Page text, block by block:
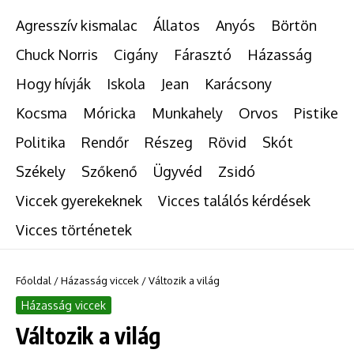
Agresszív kismalac Állatos Anyós
Börtön
Chuck Norris
Cigány Fárasztó
Házasság
Hogy hívják
Iskola Jean
Karácsony
Kocsma
Móricka Munkahely Orvos
Pistike
Politika
Rendőr Részeg Rövid
Skót
Székely
Szőkenő Ügyvéd
Zsidó
Viccek gyerekeknek
Vicces találós kérdések
Vicces történetek
Főoldal /Házasság viccek /Változik a világ
Házasság viccek
Változik a világ